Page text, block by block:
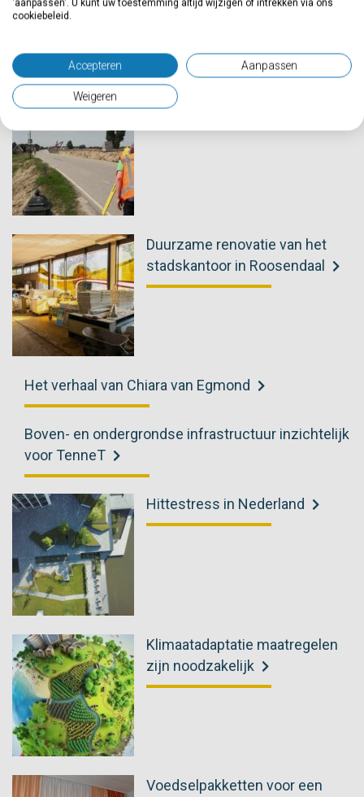
naar hip kantoor
Aanbestedingen gewonnen!
Duurzame renovatie van het
stadskantoor in Roosendaal
Het verhaal van Chiara van Egmond
Boven- en ondergrondse infrastructuur inzichtelijk
voor TenneT
Hittestress in Nederland
Klimaatadaptatie maatregelen
zijn noodzakelijk
Voedselpakketten voor een
'aanpassen'. U kunt uw toestemming altijd wijzigen of intrekken via ons
cookiebeleid.
Accepteren Aanpassen
Weigeren